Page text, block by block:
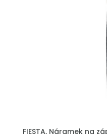
FIESTA, Náramek na